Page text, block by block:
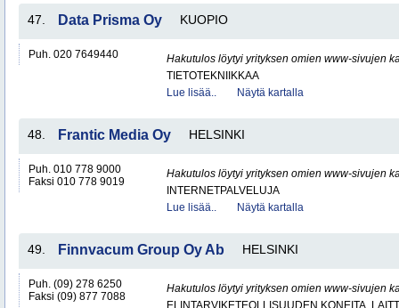
47. Data Prisma Oy KUOPIO
Puh. 020 7649440
Hakutulos löytyi yrityksen omien www-sivujen
TIETOTEKNIIKKAA
Lue lisää..
Näytä kartalla
48. Frantic Media Oy HELSINKI
Puh. 010 778 9000
Faksi 010 778 9019
Hakutulos löytyi yrityksen omien www-sivujen
INTERNETPALVELUJA
Lue lisää..
Näytä kartalla
49. Finnvacum Group Oy Ab HELSINKI
Puh. (09) 278 6250
Faksi (09) 877 7088
Hakutulos löytyi yrityksen omien www-sivujen
ELINTARVIKETEOLLISUUDEN KONEITA,